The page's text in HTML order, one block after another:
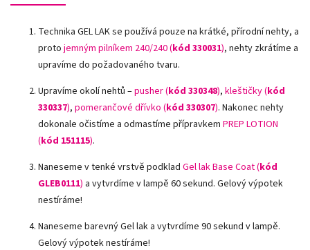
Technika GEL LAK se používá pouze na krátké, přírodní nehty, a
proto jemným pilníkem 240/240 (kód 330031), nehty zkrátíme a
upravíme do požadovaného tvaru.
Upravíme okolí nehtů –pusher (kód 330348), kleštičky (kód
330337), pomerančové dřívko (kód 330307). Nakonec nehty
dokonale očistíme a odmastíme přípravkem PREP LOTION
(kód 151115).
Naneseme v tenké vrstvě podklad Gel lak Base Coat (kód
GLEB0111) a vytvrdíme v lampě 60 sekund. Gelový výpotek
nestíráme!
Naneseme barevný Gel lak a vytvrdíme 90 sekund v lampě.
Gelový výpotek nestíráme!